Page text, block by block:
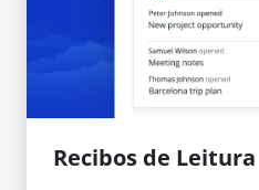
Recibos de Leitura